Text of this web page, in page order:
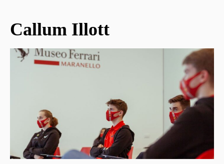
Callum Illott